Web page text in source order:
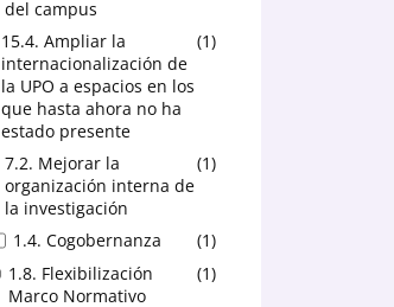
del campus
15.4. Ampliar la
internacionalización de
la UPO a espacios en los
que hasta ahora no ha
estado presente
1
7.2. Mejorar la
organización interna de
la investigación
1
1.4. Cogobernanza
1
1.8. Flexibilización
Marco Normativo
1